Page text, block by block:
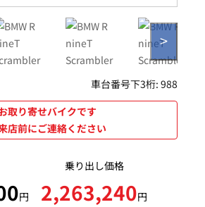
>
車台番号下3桁:988
取り寄せバイクです
店前にご連絡ください
乗り出し価格
円 2,263,240円